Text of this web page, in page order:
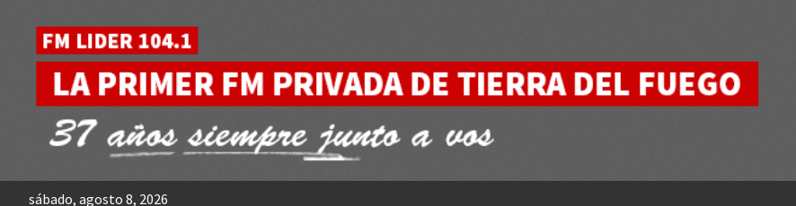
content
sábado, agosto 8, 2026